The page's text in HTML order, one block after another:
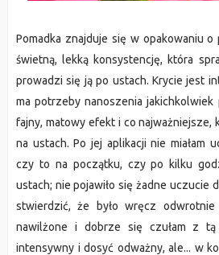
Pomadka znajduje się w opakowaniu o
świetną, lekką konsystencję, która
prowadzi się ją po ustach. Krycie jest
ma potrzeby nanoszenia jakichkolwiek
fajny, matowy efekt i co najważniejsze,
na ustach. Po jej aplikacji nie miałam
czy to na początku, czy po kilku
ustach; nie pojawiło się żadne uczucie
stwierdzić, że było wręcz
nawilżone i dobrze się czułam z
intensywny i dosyć odważny, ale... w